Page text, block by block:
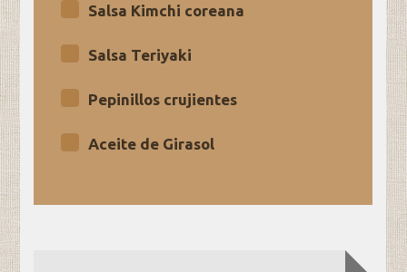
Salsa Kimchi coreana
Salsa Teriyaki
Pepinillos crujientes
Aceite de Girasol